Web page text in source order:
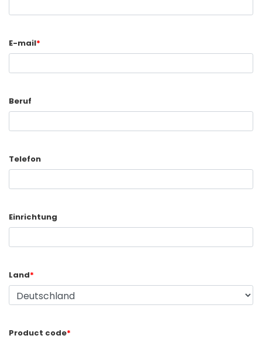
E-mail*
Beruf
Telefon
Einrichtung
Land*
Product code*